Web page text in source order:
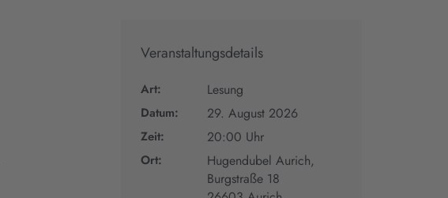
Veranstaltungsdetails
Art: Lesung
Datum: 29. August 2026
Zeit: 20:00 Uhr
Ort:
Hugendubel Aurich,
Burgstraße 18